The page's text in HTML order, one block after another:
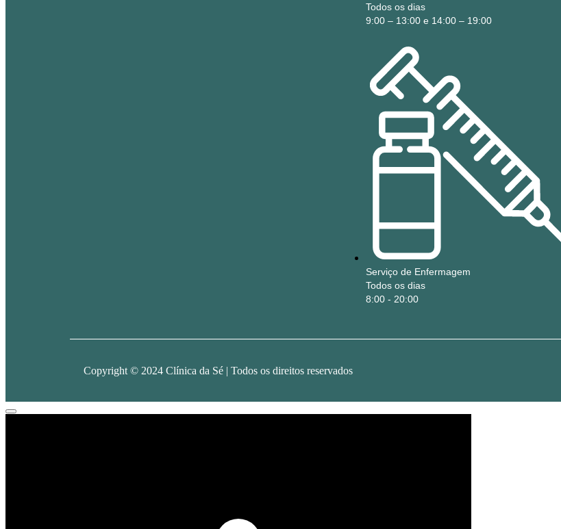
Todos os dias
9:00 – 13:00 e 14:00 – 19:00
Serviço de Enfermagem
Todos os dias
8:00 - 20:00
Copyright © 2024 Clínica da Sé | Todos os direitos reservados